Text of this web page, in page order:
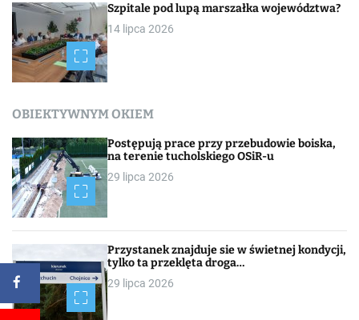
Szpitale pod lupą marszałka województwa?
14 lipca 2026
OBIEKTYWNYM OKIEM
Postępują prace przy przebudowie boiska,
na terenie tucholskiego OSiR-u
29 lipca 2026
Przystanek znajduje sie w świetnej kondycji,
tylko ta przeklęta droga…
29 lipca 2026